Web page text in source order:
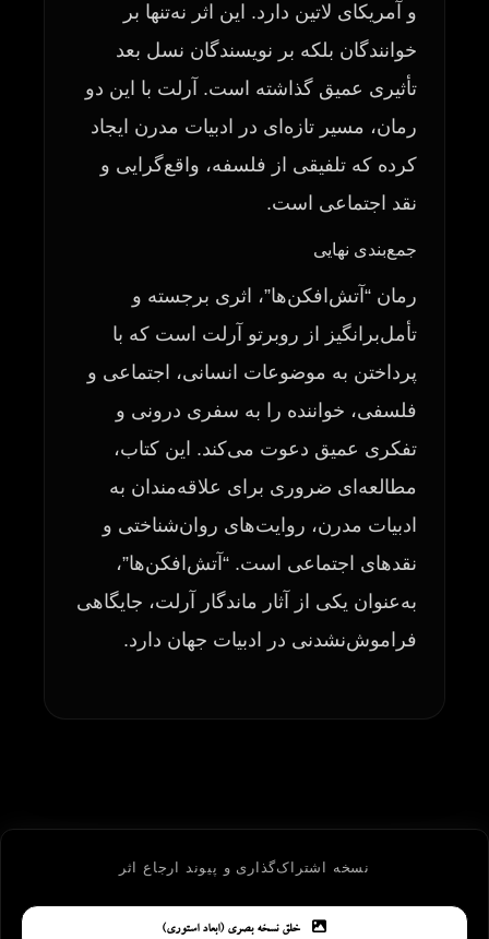
و آمریکای لاتین دارد. این اثر نه‌تنها بر
خوانندگان بلکه بر نویسندگان نسل بعد
تأثیری عمیق گذاشته است. آرلت با این دو
رمان، مسیر تازه‌ای در ادبیات مدرن ایجاد
کرده که تلفیقی از فلسفه، واقع‌گرایی و
نقد اجتماعی است.
جمع‌بندی نهایی
رمان “آتش‌افکن‌ها”، اثری برجسته و
تأمل‌برانگیز از روبرتو آرلت است که با
پرداختن به موضوعات انسانی، اجتماعی و
فلسفی، خواننده را به سفری درونی و
تفکری عمیق دعوت می‌کند. این کتاب،
مطالعه‌ای ضروری برای علاقه‌مندان به
ادبیات مدرن، روایت‌های روان‌شناختی و
نقدهای اجتماعی است. “آتش‌افکن‌ها”،
به‌عنوان یکی از آثار ماندگار آرلت، جایگاهی
فراموش‌نشدنی در ادبیات جهان دارد.
نسخه اشتراک‌گذاری و پیوند ارجاع اثر
خلق نسخه بصری (ابعاد استوری)